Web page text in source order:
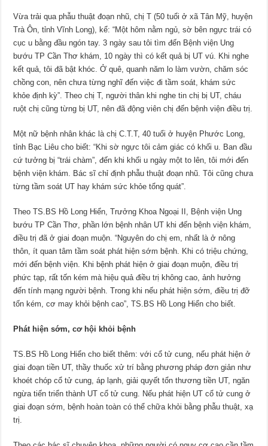
Vừa trải qua phẫu thuật đoạn nhũ, chị T (50 tuổi ở xã Tân Mỹ, huyện
Trà Ôn, tỉnh Vĩnh Long), kể: “Một hôm nằm ngủ, sờ bên ngực trái có
cục u bằng đầu ngón tay. 3 ngày sau tôi tìm đến Bệnh viện Ung
bướu TP Cần Thơ khám, 10 ngày thì có kết quả bị UT vú. Khi nghe
kết quả, tôi đã bật khóc. Ở quê, quanh năm lo làm vườn, chăm sóc
chồng con, nên chưa từng nghĩ đến việc đi tầm soát, khám sức
khỏe định kỳ”. Theo chị T, người thân khi nghe tin chị bị UT, cháu
ruột chị cũng từng bị UT, nên đã động viên chị đến bệnh viện điều trị.
Một nữ bệnh nhân khác là chị C.T.T, 40 tuổi ở huyện Phước Long,
tỉnh Bạc Liêu cho biết: “Khi sờ ngực tôi cảm giác có khối u. Ban đầu
cứ tưởng bị “trái chàm”, đến khi khối u ngày một to lên, tôi mới đến
bệnh viện khám. Bác sĩ chỉ định phẫu thuật đoạn nhũ. Tôi cũng chưa
từng tầm soát UT hay khám sức khỏe tổng quát”.
Theo TS.BS Hồ Long Hiển, Trưởng Khoa Ngoại II, Bệnh viện Ung
bướu TP Cần Thơ, phần lớn bệnh nhân UT khi đến bệnh viện khám,
điều trị đã ở giai đoạn muộn. “Nguyên do chị em, nhất là ở nông
thôn, ít quan tâm tầm soát phát hiện sớm bệnh. Khi có triệu chứng,
mới đến bệnh viện. Khi bệnh phát hiện ở giai đoạn muộn, điều trị
phức tạp, rất tốn kém mà hiệu quả điều trị không cao, ảnh hưởng
đến tính mạng người bệnh. Trong khi nếu phát hiện sớm, điều trị đỡ
tốn kém, cơ may khỏi bệnh cao”, TS.BS Hồ Long Hiển cho biết.
Phát hiện sớm, cơ hội khỏi bệnh
TS.BS Hồ Long Hiển cho biết thêm: với cổ tử cung, nếu phát hiện ở
giai đoạn tiền UT, thầy thuốc xử trí bằng phương pháp đơn giản như
khoét chóp cổ tử cung, áp lạnh, giải quyết tổn thương tiền UT, ngăn
ngừa tiến triển thành UT cổ tử cung. Nếu phát hiện UT cổ tử cung ở
giai đoạn sớm, bệnh hoàn toàn có thể chữa khỏi bằng phẫu thuật, xạ
trị.